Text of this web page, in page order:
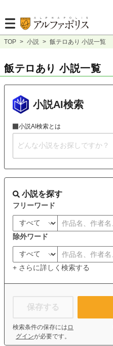
TOP > 小説 > 飯テロあり 小説一覧
飯テロあり 小説一覧
小説AI検索
小説AI検索とは
小説を探す
フリーワード
除外ワード
+ さらに詳しく検索する
保存する
検索条件の保存には ロ
グインが必要です。